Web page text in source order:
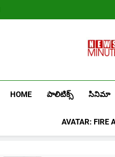
HOME పాలిటిక్స్ సినిమా
AVATAR: FIRE